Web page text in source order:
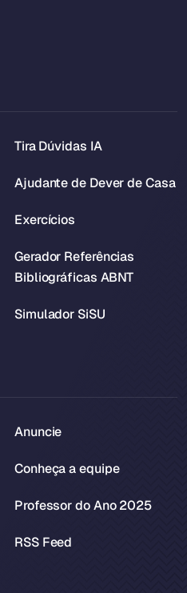
Tira Dúvidas IA
Ajudante de Dever de Casa
Exercícios
Gerador Referências
Bibliográficas ABNT
Simulador SiSU
Anuncie
Conheça a equipe
Professor do Ano 2025
RSS Feed